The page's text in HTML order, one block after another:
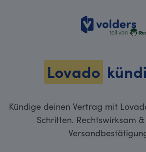
volders
Lovado
Kündige deinen Vertrag mit
Schritten. Rechtswirksam